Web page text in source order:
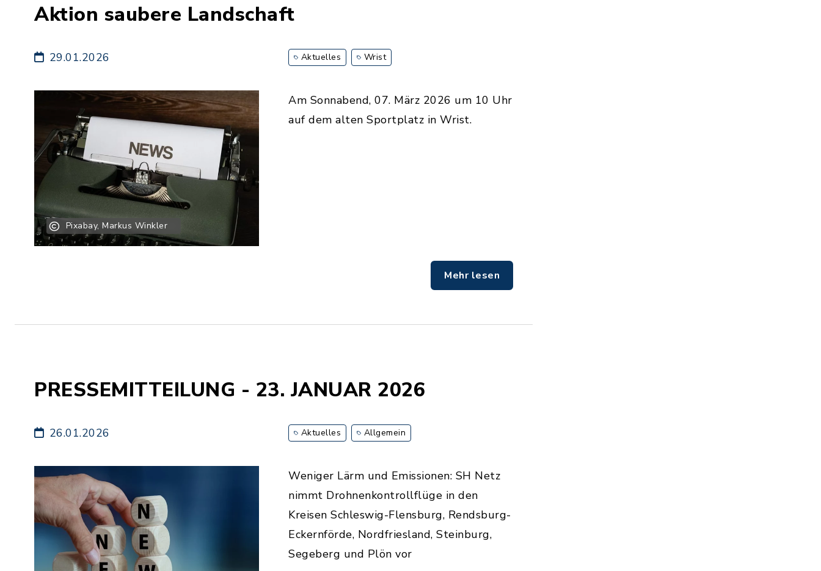
Aktion saubere Landschaft
29.01.2026 Aktuelles Wrist
Pixabay, Markus Winkler
Am Sonnabend, 07. März 2026 um 10 Uhr
auf dem alten Sportplatz in Wrist.
Mehr lesen
PRESSEMITTEILUNG - 23. JANUAR 2026
26.01.2026 Aktuelles Allgemein
Weniger Lärm und Emissionen: SH Netz
nimmt Drohnenkontrollflüge in den
Kreisen Schleswig-Flensburg, Rendsburg-
Eckernförde, Nordfriesland, Steinburg,
Segeberg und Plön vor